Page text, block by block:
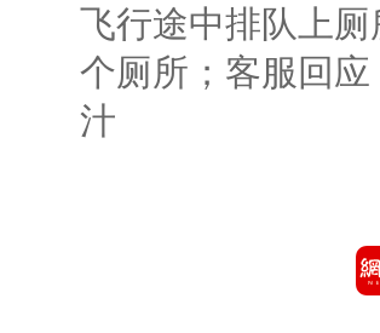
飞行途中排队上
个厕所；客服回
汁